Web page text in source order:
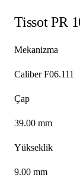
Tissot PR
Mekanizma
Caliber F06.111
Çap
39.00 mm
Yükseklik
9.00 mm